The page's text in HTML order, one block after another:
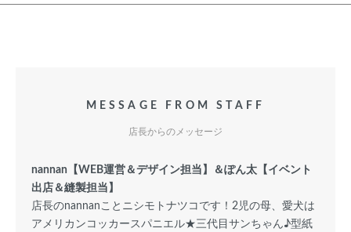
MESSAGE FROM STAFF
店長からのメッセージ
nannan【WEB運営＆デザイン担当】＆ぽん太【イベント
出店＆縫製担当】
店長のnannanことニシモトナツコです！2児の母、愛犬は
アメリカンコッカースパニエル★三代目サンちゃん♪型紙